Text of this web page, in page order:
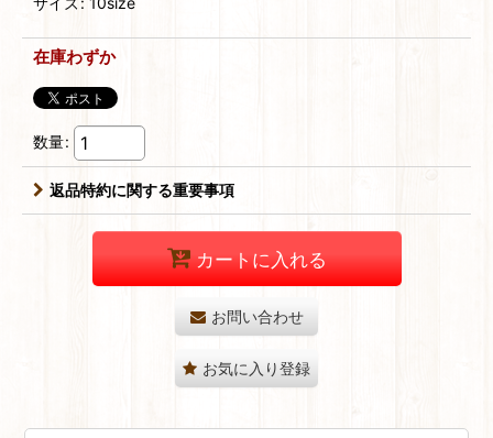
在庫わずか
数量:
返品特約に関する重要事項
カートに入れる
お問い合わせ
お気に入り登録